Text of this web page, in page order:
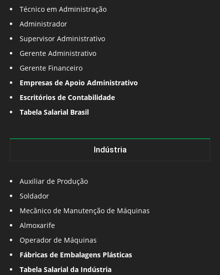
Técnico em Administração
Administrador
Supervisor Administrativo
Gerente Administrativo
Gerente Financeiro
Empresas de Apoio Administrativo
Escritórios de Contabilidade
Tabela Salarial Brasil
Indústria
Auxiliar de Produção
Soldador
Mecânico de Manutenção de Máquinas
Almoxarife
Operador de Máquinas
Fábricas de Embalagens Plásticas
Tabela Salarial da Indústria